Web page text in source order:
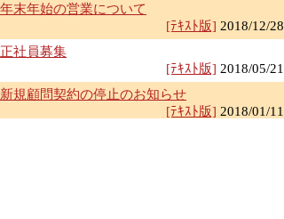
年末年始の営業について
[ﾃｷｽﾄ版] 2018/12/28
正社員募集
[ﾃｷｽﾄ版] 2018/05/21
新規顧問契約の停止のお知らせ
[ﾃｷｽﾄ版] 2018/01/11